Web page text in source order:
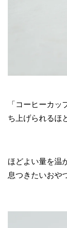
「コーヒーカ
ち上げられるほ
ほどよい量を温
息つきたいおや